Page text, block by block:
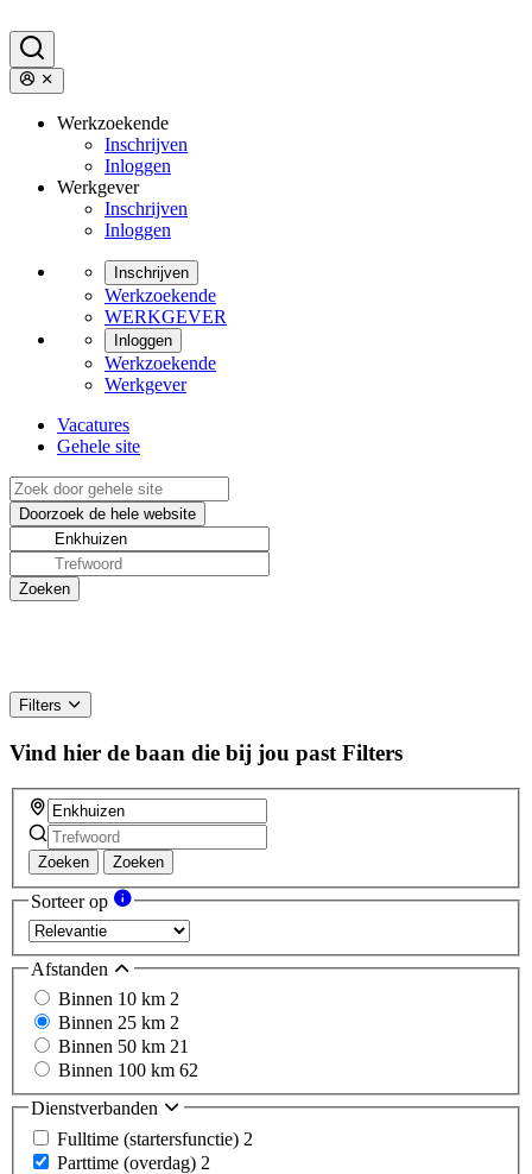
Werkzoekende
Inschrijven
Inloggen
Werkgever
Inschrijven
Inloggen
Inschrijven
Werkzoekende
WERKGEVER
Inloggen
Werkzoekende
Werkgever
Vacatures
Gehele site
Filters
Vind hier de baan die bij jou past Filters
Zoeken Zoeken
Sorteer op
Afstanden
Binnen 10 km 2
Binnen 25 km 2
Binnen 50 km 21
Binnen 100 km 62
Dienstverbanden
Fulltime (startersfunctie) 2
Parttime (overdag) 2